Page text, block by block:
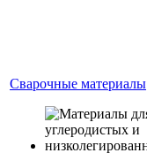
Сварочные материалы